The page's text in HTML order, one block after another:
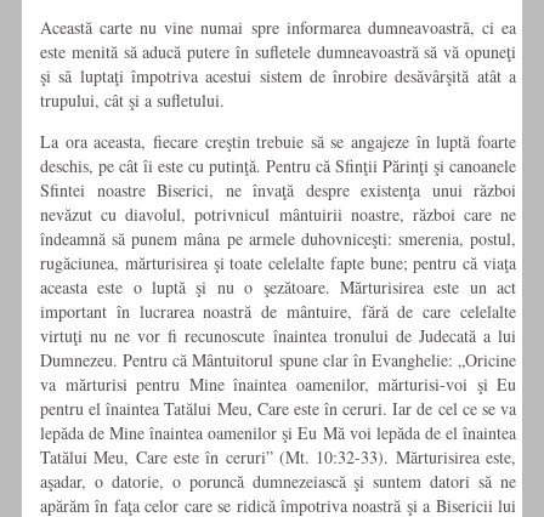
Această carte nu vine numai spre informarea dumneavoastră, ci ea
este menită să aducă putere în sufletele dumneavoastră să vă opuneţi
şi să luptaţi împotriva acestui sistem de înrobire desăvârşită atât a
trupului, cât şi a sufletului.
La ora aceasta, fiecare creştin trebuie să se angajeze în luptă foarte
deschis, pe cât îi este cu putinţă. Pentru că Sfinţii Părinţi şi canoanele
Sfintei noastre Biserici, ne învaţă despre existenţa unui război
nevăzut cu diavolul, potrivnicul mântuirii noastre, război care ne
îndeamnă să punem mâna pe armele duhovniceşti: smerenia, postul,
rugăciunea, mărturisirea şi toate celelalte fapte bune; pentru că viaţa
aceasta este o luptă şi nu o şezătoare. Mărturisirea este un act
important în lucrarea noastră de mântuire, fără de care celelalte
virtuţi nu ne vor fi recunoscute înaintea tronului de Judecată a lui
Dumnezeu. Pentru că Mântuitorul spune clar în Evanghelie: „Oricine
va mărturisi pentru Mine înaintea oamenilor, mărturisi-voi şi Eu
pentru el înaintea Tatălui Meu, Care este în ceruri. Iar de cel ce se va
lepăda de Mine înaintea oamenilor şi Eu Mă voi lepăda de el înaintea
Tatălui Meu, Care este în ceruri” (Mt. 10:32-33). Mărturisirea este,
aşadar, o datorie, o poruncă dumnezeiască şi suntem datori să ne
apărăm în faţa celor care se ridică împotriva noastră şi a Bisericii lui